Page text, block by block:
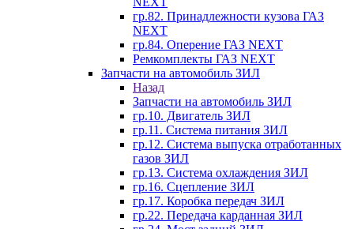
гр.82. Принадлежности кузова ГАЗ
NEXT
гр.84. Оперение ГАЗ NEXT
Ремкомплекты ГАЗ NEXT
Запчасти на автомобиль ЗИЛ
Назад
Запчасти на автомобиль ЗИЛ
гр.10. Двигатель ЗИЛ
гр.11. Система питания ЗИЛ
гр.12. Система выпуска отработанных
газов ЗИЛ
гр.13. Система охлаждения ЗИЛ
гр.16. Сцепление ЗИЛ
гр.17. Коробка передач ЗИЛ
гр.22. Передача карданная ЗИЛ